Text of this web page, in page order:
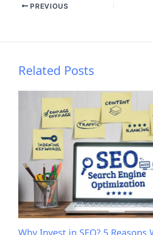
PREVIOUS
Related Posts
Why Invest in SEO? 5 Reasons